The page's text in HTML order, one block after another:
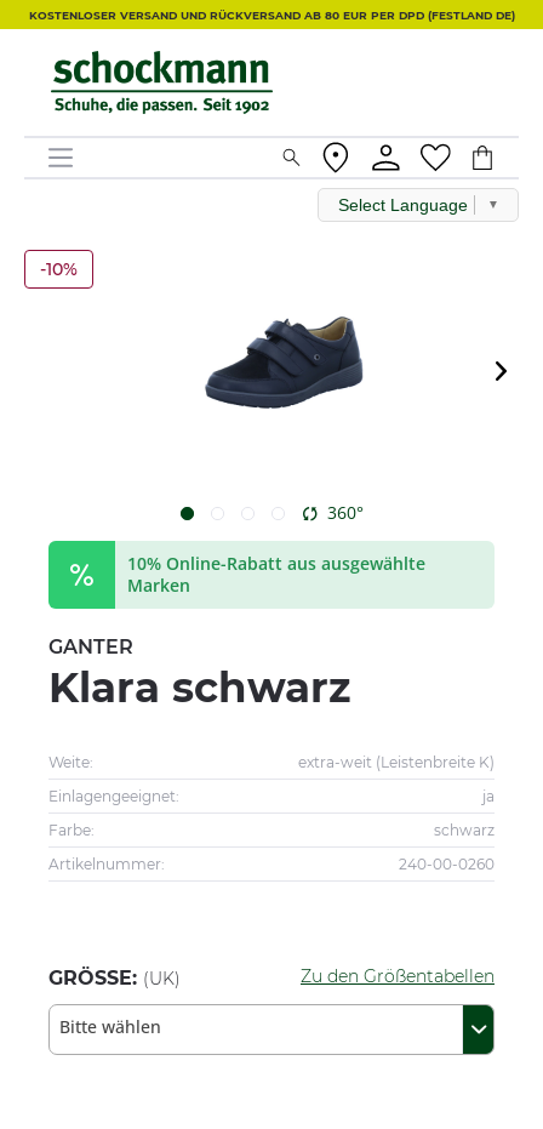
KOSTENLOSER VERSAND UND RÜCKVERSAND AB 80 EUR PER DPD (FESTLAND DE)
Select Language ▼
-10%
360°
10% Online-Rabatt aus ausgewählte
Marken
GANTER
Klara schwarz
Weite:
extra-weit (Leistenbreite K)
Einlagengeeignet:
ja
Farbe:
schwarz
Artikelnummer:
240-00-0260
GRÖSSE: (UK) Zu den Größentabellen
Bitte wählen